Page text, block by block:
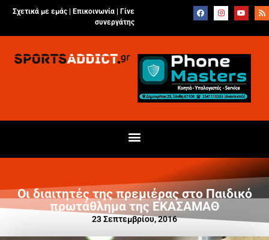
Σχετικά με εμάς | Επικοινωνία
Γίνε
συνεργάτης
Οι διαιτητές της πρεμιέρας στο Παιδικό
πρωτάθλημα της ΕΚΑΣΑΜΑΘ
23 Σεπτεμβρίου, 2016